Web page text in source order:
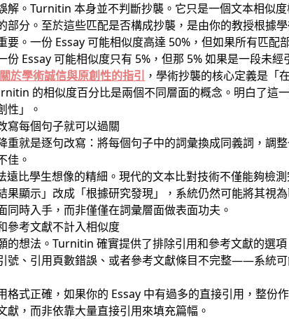
解。Turnitin 本身並不判斷抄襲。它只是一個文本相似
部分。至於這些匹配是否構成抄襲，是由你的教授根據
要。一份 Essay 可能相似度高達 50%，但如果所有匹
份 Essay 可能相似度只有 5%，但那 5% 如果是一段未
於學術誠信與原創性的指引 ，學術抄襲的核心定義是「
的相似度百分比是兩個不同層面的概念。明白了這
性」。
寫每個句子就可以過關
重就是逐句改寫：將每個句子中的詞彙換成同義詞，調
佳。
比學生想像的精細。現代的文本比對技術不僅能夠檢
果顯示」改成「根據研究發現」，系統仍然可能將其視
同時入手，而非僅僅在詞彙層面做表面功夫。
參考文獻不計入相似度
的想法。Turnitin 確實提供了排除引用和參考文獻的選
、引用頁數錯誤、或者參考文獻條目不完整——系統可
格式正確，如果你的 Essay 中有過多的直接引用，整
獻，而非依靠大量直接引用來填充篇幅。